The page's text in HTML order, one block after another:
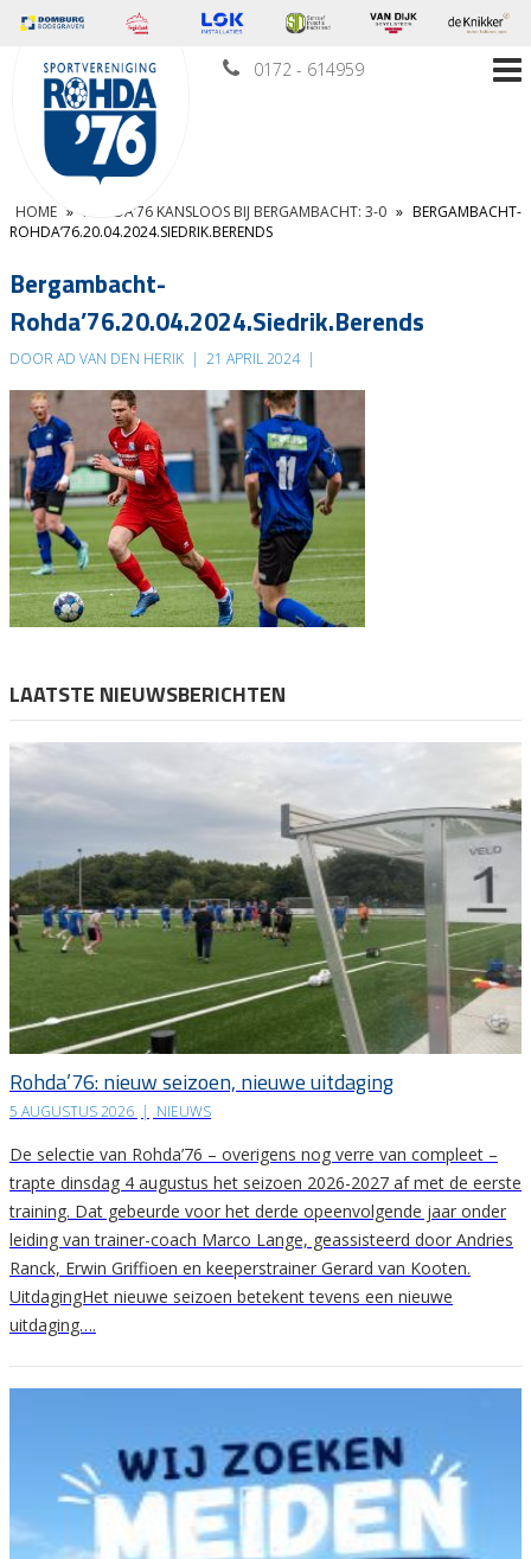
0172 - 614959
HOME » ROHDA’76 KANSLOOS BIJ BERGAMBACHT: 3-0 » BERGAMBACHT-
ROHDA’76.20.04.2024.SIEDRIK.BERENDS
Bergambacht-
Rohda’76.20.04.2024.Siedrik.Berends
DOOR AD VAN DEN HERIK | 21 APRIL 2024 |
LAATSTE NIEUWSBERICHTEN
Rohda’76: nieuw seizoen, nieuwe uitdaging
5 AUGUSTUS 2026 | NIEUWS
De selectie van Rohda’76 – overigens nog verre van compleet –
trapte dinsdag 4 augustus het seizoen 2026-2027 af met de eerste
training. Dat gebeurde voor het derde opeenvolgende jaar onder
leiding van trainer-coach Marco Lange, geassisteerd door Andries
Ranck, Erwin Griffioen en keeperstrainer Gerard van Kooten.
UitdagingHet nieuwe seizoen betekent tevens een nieuwe
uitdaging….